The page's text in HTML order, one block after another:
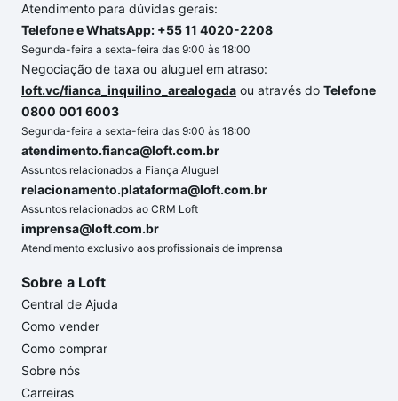
Atendimento para dúvidas gerais:
Telefone e WhatsApp: +55 11 4020-2208
Segunda-feira a sexta-feira das 9:00 às 18:00
Negociação de taxa ou aluguel em atraso:
loft.vc/fianca_inquilino_arealogada ou através do Telefone
0800 001 6003
Segunda-feira a sexta-feira das 9:00 às 18:00
atendimento.fianca@loft.com.br
Assuntos relacionados a Fiança Aluguel
relacionamento.plataforma@loft.com.br
Assuntos relacionados ao CRM Loft
imprensa@loft.com.br
Atendimento exclusivo aos profissionais de imprensa
Sobre a Loft
Central de Ajuda
Como vender
Como comprar
Sobre nós
Carreiras